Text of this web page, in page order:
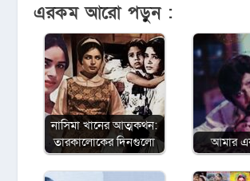
এরকম আরো পড়ুন :
নাসিমা খানের আত্মকথন:
তারকালোকের দিনগুলো
আমার